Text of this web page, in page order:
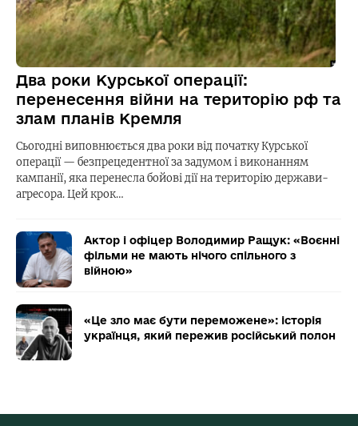
Два роки Курської операції:
перенесення війни на територію рф та
злам планів Кремля
Сьогодні виповнюється два роки від початку Курської
операції — безпрецедентної за задумом і виконанням
кампанії, яка перенесла бойові дії на територію держави-
агресора. Цей крок…
Актор і офіцер Володимир Ращук: «Воєнні
фільми не мають нічого спільного з
війною»
«Це зло має бути переможене»: історія
українця, який пережив російський полон